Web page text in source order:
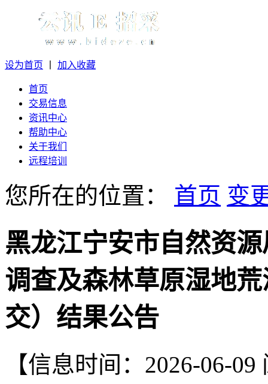
设为首页 加入收藏
首页
交易信息
资讯中心
帮助中心
关于我们
远程培训
您所在的位置： 首页 变
黑龙江宁安市自然资
调查及森林草原湿地
交）结果公告
【信息时间：2026-06-